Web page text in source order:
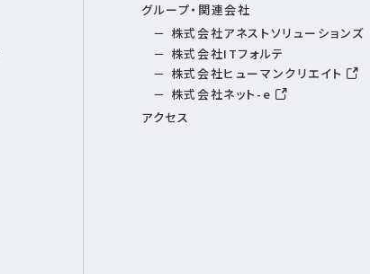
グループ・関連会社
株式会社アネストソリューションズ
株式会社ITフォルテ
株式会社ヒューマンクリエイト
株式会社ネット-e
アクセス